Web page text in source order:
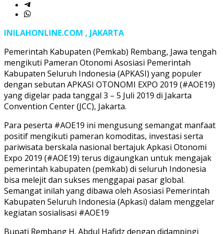
INILAHONLINE.COM , JAKARTA
Pemerintah Kabupaten (Pemkab) Rembang, Jawa tengah
mengikuti Pameran Otonomi Asosiasi Pemerintah
Kabupaten Seluruh Indonesia (APKASI) yang populer
dengan sebutan APKASI OTONOMI EXPO 2019 (#AOE19)
yang digelar pada tanggal 3 – 5 Juli 2019 di Jakarta
Convention Center (JCC), Jakarta.
Para peserta #AOE19 ini mengusung semangat manfaat
positif mengikuti pameran komoditas, investasi serta
pariwisata berskala nasional bertajuk Apkasi Otonomi
Expo 2019 (#AOE19) terus digaungkan untuk mengajak
pemerintah kabupaten (pemkab) di seluruh Indonesia
bisa melejit dan sukses menggapai pasar global.
Semangat inilah yang dibawa oleh Asosiasi Pemerintah
Kabupaten Seluruh Indonesia (Apkasi) dalam menggelar
kegiatan sosialisasi #AOE19
Bupati Rembang H. Abdul Hafidz dengan didampingi